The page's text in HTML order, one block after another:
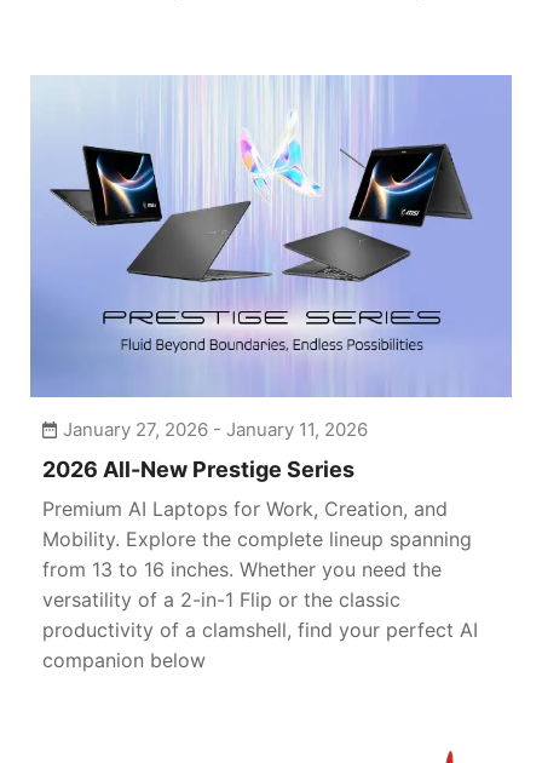
January 27, 2026 - January 11, 2026
2026 All-New Prestige Series
Premium AI Laptops for Work, Creation, and
Mobility. Explore the complete lineup spanning
from 13 to 16 inches. Whether you need the
versatility of a 2-in-1 Flip or the classic
productivity of a clamshell, find your perfect AI
companion below